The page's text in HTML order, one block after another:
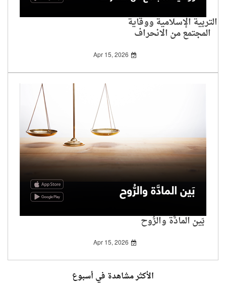
التربية الإسلامية ووقاية
المجتمع من الانحراف
Apr 15, 2026
بَين المادَّة والرُّوح
Apr 15, 2026
الأكثر مشاهدة في أسبوع